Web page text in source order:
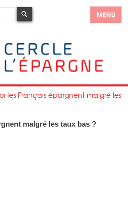
MENU
les Français épargnent malgré les
malgré les taux bas ?